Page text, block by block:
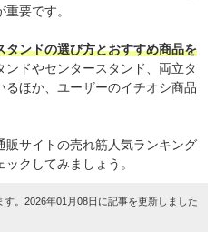
要です。
ンドの選び方とおすすめ商品を
ンドやセンタースタンド、両立タ
ほか、ユーザーのイチオシ商品
サイトの売れ筋人気ランキング
クしてみましょう。
。2026年01月08日に記事を更新しました